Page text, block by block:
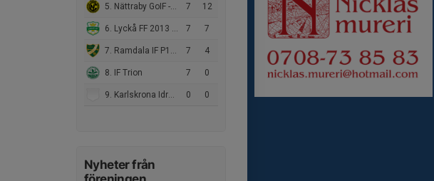
5. Nättraby GoIF -2013 Gul Svart 7 12
6. Lyckå FF 2013 Vit 7 7
7. Ramdala IF P13-12 7 4
8. IF Trion 7 0
9. Karlskrona Idrottsakademi IF 0 0
Nyheter från